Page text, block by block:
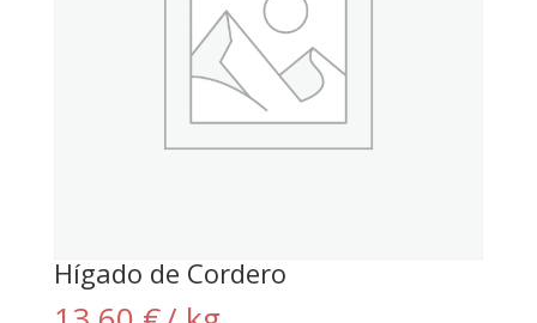
Hígado de Cordero